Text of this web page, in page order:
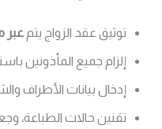
توثيق عقد الزواج يتم عبر
إلزام جميع المأذونين
إدخال بيانات الأطراف
تقنين حالات الطباعة،